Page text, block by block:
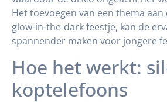
Het toevoegen van een thema aan
glow-in-the-dark feestje, kan de
spannender maken voor jongere
Hoe het werkt:
koptelefoons